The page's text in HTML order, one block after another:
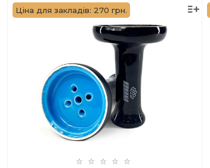
Ціна для закладів: 270 грн.